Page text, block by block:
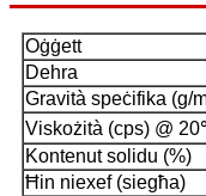
Oġġett
Dehra
Gravità speċifika (g/
Viskożità (cps) @
Kontenut solidu (%)
Ħin niexef (siegħa)